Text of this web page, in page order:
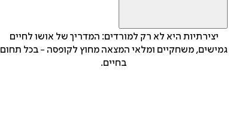
יצירתיות היא לא רק למורדים: המדריך של אושו לחיים
גמישים, משחקיים ומלאי המצאה מחוץ לקופסה - בכל תחום
בחיים.